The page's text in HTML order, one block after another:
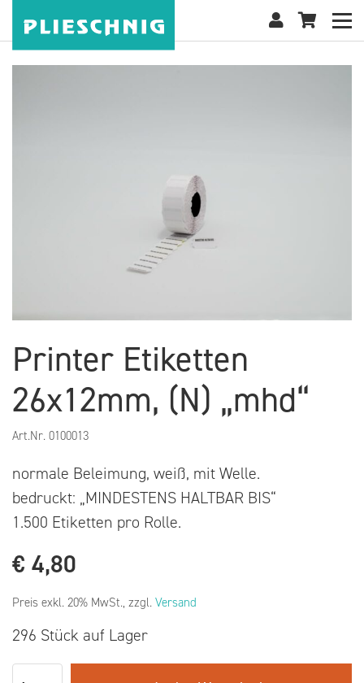
Printer Etiketten
26x12mm, (N) „mhd“
Art.Nr. 0100013
normale Beleimung, weiß, mit Welle.
bedruckt: „MINDESTENS HALTBAR BIS“
1.500 Etiketten pro Rolle.
€ 4,80
Preis exkl. 20% MwSt., zzgl. Versand
296 Stück auf Lager